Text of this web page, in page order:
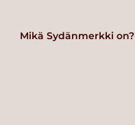
Mikä Sydänmerkki on?